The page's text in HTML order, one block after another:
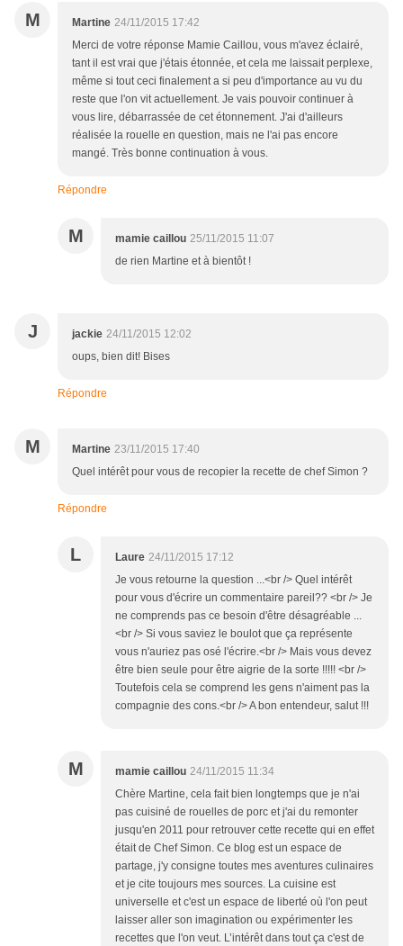
M Martine 24/11/2015 17:42
Merci de votre réponse Mamie Caillou, vous m'avez éclairé,
tant il est vrai que j'étais étonnée, et cela me laissait perplexe,
même si tout ceci finalement a si peu d'importance au vu du
reste que l'on vit actuellement. Je vais pouvoir continuer à
vous lire, débarrassée de cet étonnement. J'ai d'ailleurs
réalisée la rouelle en question, mais ne l'ai pas encore
mangé. Très bonne continuation à vous.
Répondre
M mamie caillou 25/11/2015 11:07
de rien Martine et à bientôt !
J jackie 24/11/2015 12:02
oups, bien dit! Bises
Répondre
M Martine 23/11/2015 17:40
Quel intérêt pour vous de recopier la recette de chef Simon ?
Répondre
L Laure 24/11/2015 17:12
Je vous retourne la question ...<br /> Quel intérêt
pour vous d'écrire un commentaire pareil?? <br /> Je
ne comprends pas ce besoin d'être désagréable ...
<br /> Si vous saviez le boulot que ça représente
vous n'auriez pas osé l'écrire.<br /> Mais vous devez
être bien seule pour être aigrie de la sorte !!!!! <br />
Toutefois cela se comprend les gens n'aiment pas la
compagnie des cons.<br /> A bon entendeur, salut !!!
M mamie caillou 24/11/2015 11:34
Chère Martine, cela fait bien longtemps que je n'ai
pas cuisiné de rouelles de porc et j'ai du remonter
jusqu'en 2011 pour retrouver cette recette qui en effet
était de Chef Simon. Ce blog est un espace de
partage, j'y consigne toutes mes aventures culinaires
et je cite toujours mes sources. La cuisine est
universelle et c'est un espace de liberté où l'on peut
laisser aller son imagination ou expérimenter les
recettes que l'on veut. L’intérêt dans tout ça c'est de